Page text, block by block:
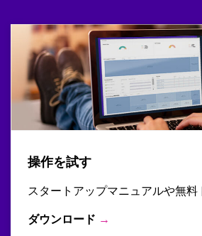
操作を試す
スタートアップマニュアルや無料
ダウンロード →